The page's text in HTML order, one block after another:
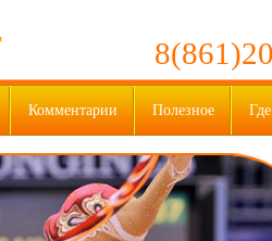
Комментарии Полезное